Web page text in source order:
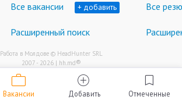
work
Вакансии
add_circle
Добавить
bookmark
Отмеченные
Все вакансии + добавить Все
Расширенный поиск
Работа в Молдове © HeadHunter SRL
2007 - 2026 | hh.md®